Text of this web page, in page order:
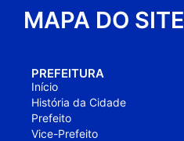
MAPA DO SITE
PREFEITURA
Início
História da Cidade
Prefeito
Vice-Prefeito